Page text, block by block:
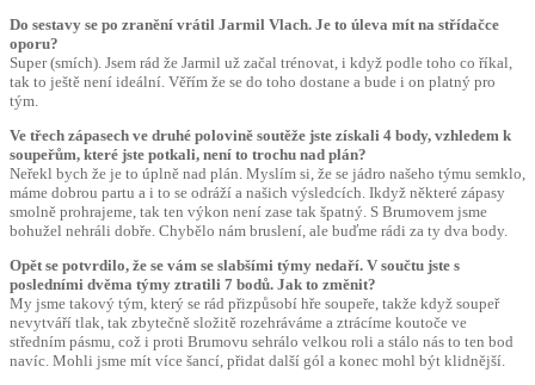
Do sestavy se po zranění vrátil Jarmil Vlach. Je to úleva mít na střídačce
oporu?
Super (smích). Jsem rád že Jarmil už začal trénovat, i když podle toho co říkal,
tak to ještě není ideální. Věřím že se do toho dostane a bude i on platný pro
tým.
Ve třech zápasech ve druhé polovině soutěže jste získali 4 body, vzhledem k
soupeřům, které jste potkali, není to trochu nad plán?
Neřekl bych že je to úplně nad plán. Myslím si, že se jádro našeho týmu semklo,
máme dobrou partu a i to se odráží a našich výsledcích. Ikdyž některé zápasy
smolně prohrajeme, tak ten výkon není zase tak špatný. S Brumovem jsme
bohužel nehráli dobře. Chybělo nám bruslení, ale buďme rádi za ty dva body.
Opět se potvrdilo, že se vám se slabšími týmy nedaří. V součtu jste s
posledními dvěma týmy ztratili 7 bodů. Jak to změnit?
My jsme takový tým, který se rád přizpůsobí hře soupeře, takže když soupeř
nevytváří tlak, tak zbytečně složitě rozehráváme a ztrácíme koutoče ve
středním pásmu, což i proti Brumovu sehrálo velkou roli a stálo nás to ten bod
navíc. Mohli jsme mít více šancí, přidat další gól a konec mohl být klidnější.